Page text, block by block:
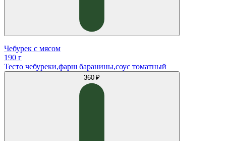
Чебурек с мясом
190 г
Тесто чебуреки,фарш баранины,соус томатный
360 ₽